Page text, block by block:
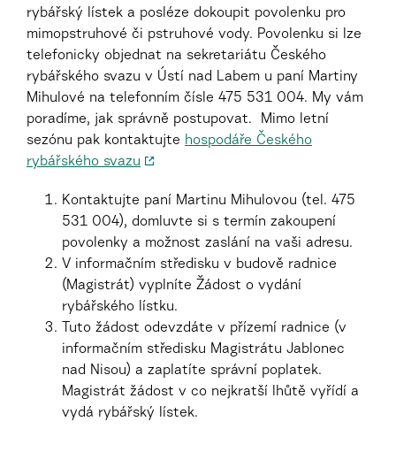
rybářský lístek a posléze dokoupit povolenku pro
mimopstruhové či pstruhové vody. Povolenku si lze
telefonicky objednat na sekretariátu Českého
rybářského svazu v Ústí nad Labem u paní Martiny
Mihulové na telefonním čísle 475 531 004. My vám
poradíme, jak správně postupovat. Mimo letní
sezónu pak kontaktujte hospodáře Českého
rybářského svazu
Kontaktujte paní Martinu Mihulovou (tel. 475
531 004), domluvte si s termín zakoupení
povolenky a možnost zaslání na vaši adresu.
V informačním středisku v budově radnice
(Magistrát) vyplníte Žádost o vydání
rybářského lístku.
Tuto žádost odevzdáte v přízemí radnice (v
informačním středisku Magistrátu Jablonec
nad Nisou) a zaplatíte správní poplatek.
Magistrát žádost v co nejkratší lhůtě vyřídí a
vydá rybářský lístek.